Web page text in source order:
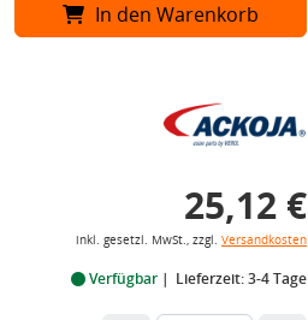
In den Warenkorb
25,12 €
inkl. gesetzl. MwSt., zzgl. Versandkosten
Verfügbar Lieferzeit: 3-4 Tage